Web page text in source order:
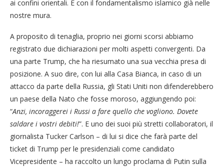
ai confini orientali. E con il fondamentalismo islamico già nelle
nostre mura.
A proposito di tenaglia, proprio nei giorni scorsi abbiamo
registrato due dichiarazioni per molti aspetti convergenti. Da
una parte Trump, che ha riesumato una sua vecchia presa di
posizione. A suo dire, con lui alla Casa Bianca, in caso di un
attacco da parte della Russia, gli Stati Uniti non difenderebbero
un paese della Nato che fosse moroso, aggiungendo poi:
“Anzi, incoraggerei i Russi a fare quello che vogliono. Dovete
saldare i vostri debiti!”. E uno dei suoi più stretti collaboratori, il
giornalista Tucker Carlson – di lui si dice che farà parte del
ticket di Trump per le presidenziali come candidato
Vicepresidente – ha raccolto un lungo proclama di Putin sulla